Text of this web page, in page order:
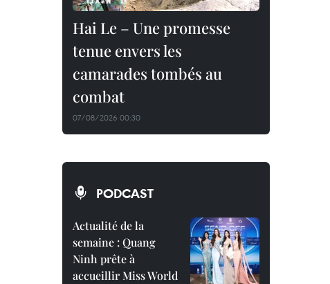
Hai Le – Une promesse
tenue envers les
camarades tombés au
combat
07/08/2026 00:30
PODCAST
Actualité de la
semaine : Quang
Ninh prête à
accueillir Miss World